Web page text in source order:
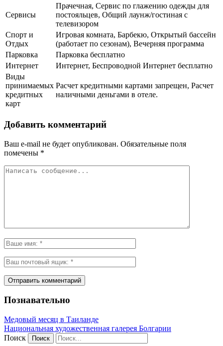
Сервисы
Прачечная, Сервис по глажению одежды для
постояльцев, Общий лаунж/гостиная с
телевизором
Спорт и
Отдых
Игровая комната, Барбекю, Открытый бассейн
(работает по сезонам), Вечерняя программа
Парковка
Парковка бесплатно
Интернет
Интернет, Беспроводной Интернет бесплатно
Виды
принимаемых
кредитных
карт
Расчет кредитными картами запрещен, Расчет
наличными деньгами в отеле.
Добавить комментарий
Ваш e-mail не будет опубликован. Обязательные поля
помечены *
Познавательно
Медовый месяц в Таиланде
Национальная художественная галерея Болгарии
Поиск